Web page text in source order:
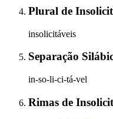
Plural de
insolicitáveis
Separação
in-so-li-ci-tá-vel
Rimas de